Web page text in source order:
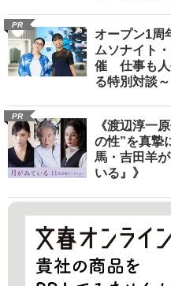
PR
オープン1周
ムソナイト
催 仕事も人
る特別対談～
PR
《渡辺淳一
の性”を真摯
馬・吉田羊
いる』》